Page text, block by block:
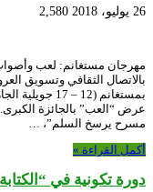
26 يوليو، 2018 2,580
بمستغانم
مسرح يرسخ السلم”، …
أكمل القراءة »
دورة تكونية في